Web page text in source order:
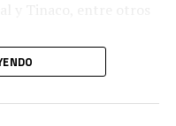
parte de un
y sustitución